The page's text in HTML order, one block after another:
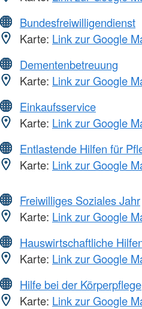
Bundesfreiwilligendienst
Karte: Link zur Google
Dementenbetreuung
Karte: Link zur Google
Einkaufsservice
Karte: Link zur Google
Entlastende Hilfen für
Karte: Link zur Google
Freiwilliges Soziales Jahr
Karte: Link zur Google
Hauswirtschaftliche
Karte: Link zur Google
Hilfe bei der Körperpflege
Karte: Link zur Google